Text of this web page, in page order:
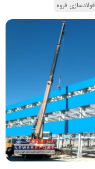
فولادسازی قروه